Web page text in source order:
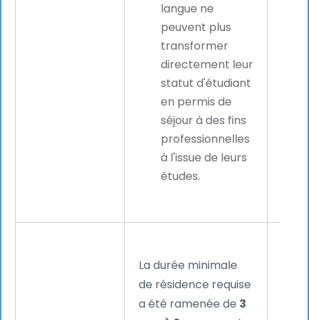
langue ne
peuvent plus
transformer
directement leur
statut d'étudiant
en permis de
séjour à des fins
professionnelles
à l'issue de leurs
études.
La durée minimale
de résidence requise
a été ramenée de 3